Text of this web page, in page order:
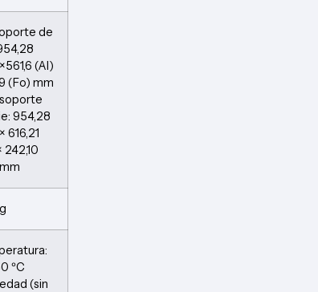
de
(Al)
(Fo) mm
954,28
616,21
242,10
ºC
(sin